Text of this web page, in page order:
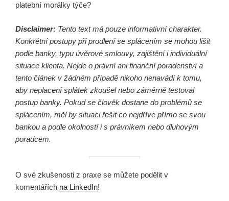
platební morálky týče?
Disclaimer: Tento text má pouze informativní charakter.
Konkrétní postupy při prodlení se splácením se mohou lišit
podle banky, typu úvěrové smlouvy, zajištění i individuální
situace klienta. Nejde o právní ani finanční poradenství a
tento článek v žádném případě nikoho nenavádí k tomu,
aby neplacení splátek zkoušel nebo záměrně testoval
postup banky. Pokud se člověk dostane do problémů se
splácením, měl by situaci řešit co nejdříve přímo se svou
bankou a podle okolností i s právníkem nebo dluhovým
poradcem.
O své zkušenosti z praxe se můžete podělit v
komentářích na LinkedIn!